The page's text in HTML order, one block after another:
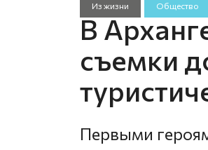
Из жизни Общество
В
съемки
Первыми